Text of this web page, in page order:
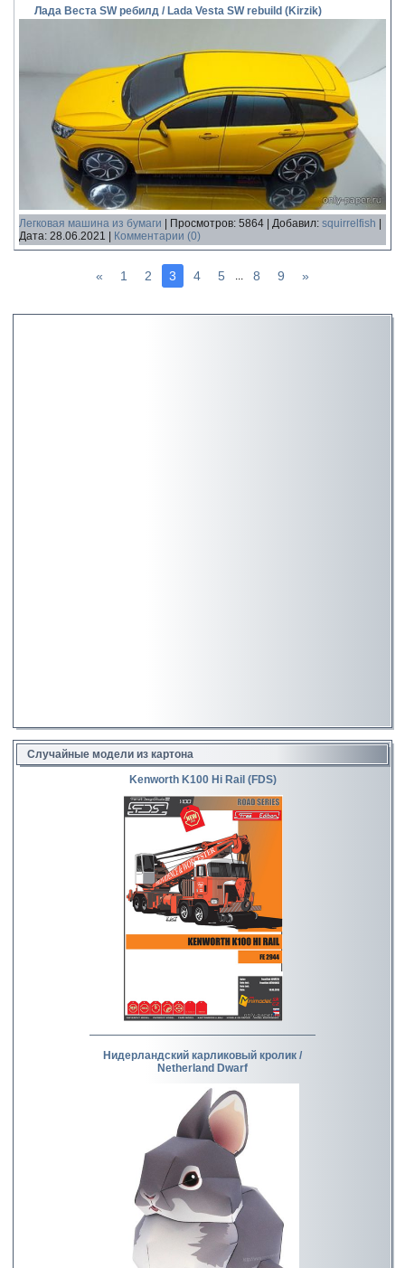
Случайные модели из картона
Kenworth K100 Hi Rail (FDS)
Нидерландский карликовый кролик /
Netherland Dwarf
Лада Веста SW ребилд / Lada Vesta SW rebuild (Kirzik)
Легковая машина из бумаги Просмотров: 5864 Добавил: squirrelfish
Дата: 28.06.2021 Комментарии (0)
« 1 2 3 4 5 8 9 »